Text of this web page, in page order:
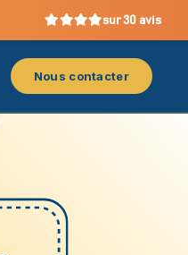
sur 30 avis
Nous contacter